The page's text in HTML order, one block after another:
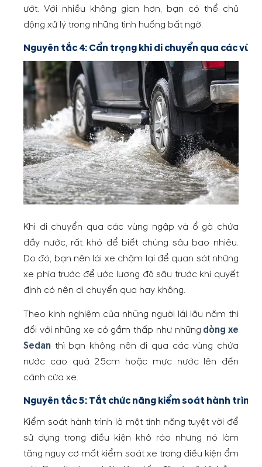
ướt. Với nhiều không gian hơn, bạn có thể chủ
động xử lý trong những tình huống bất ngờ.
Nguyên tắc 4: Cẩn trọng khi di chuyển qua các
Khi di chuyển qua các vùng ngập và ổ gà chứa
đầy nước, rất khó để biết chúng sâu bao nhiêu.
Do đó, bạn nên lái xe chậm lại để quan sát những
xe phía trước để ước lượng độ sâu trước khi quyết
định có nên di chuyển qua hay không.
Theo kinh nghiệm của những người lái lâu năm thì
đối với những xe có gầm thấp như những dòng xe
Sedan thì bạn không nên đi qua các vùng chứa
nước cao quá 25cm hoặc mực nước lên đến
cánh cửa xe.
Nguyên tắc 5: Tắt chức năng kiểm soát hành trình
Kiểm soát hành trình là một tính năng tuyệt vời để
sử dụng trong điều kiện khô ráo nhưng nó làm
tăng nguy cơ mất kiểm soát xe trong điều kiện ẩm